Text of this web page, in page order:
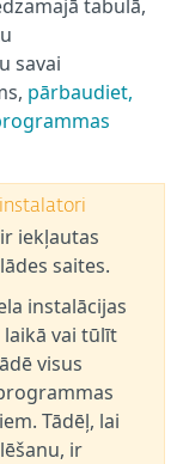
tabulā,
savai
pārbaudiet,
iekļautas
saites.
instalācijas
laikā vai tūlīt
visus
Tādēļ, lai
ir